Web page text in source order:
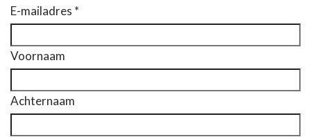
E-mailadres *
Voornaam
Achternaam